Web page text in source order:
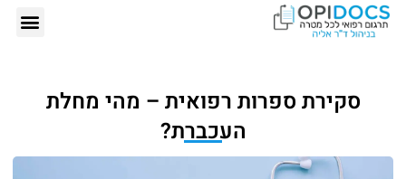
סקירת ספרות רפואית – מהי מחלת
העכברת?